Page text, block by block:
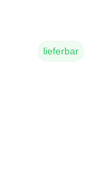
lieferbar